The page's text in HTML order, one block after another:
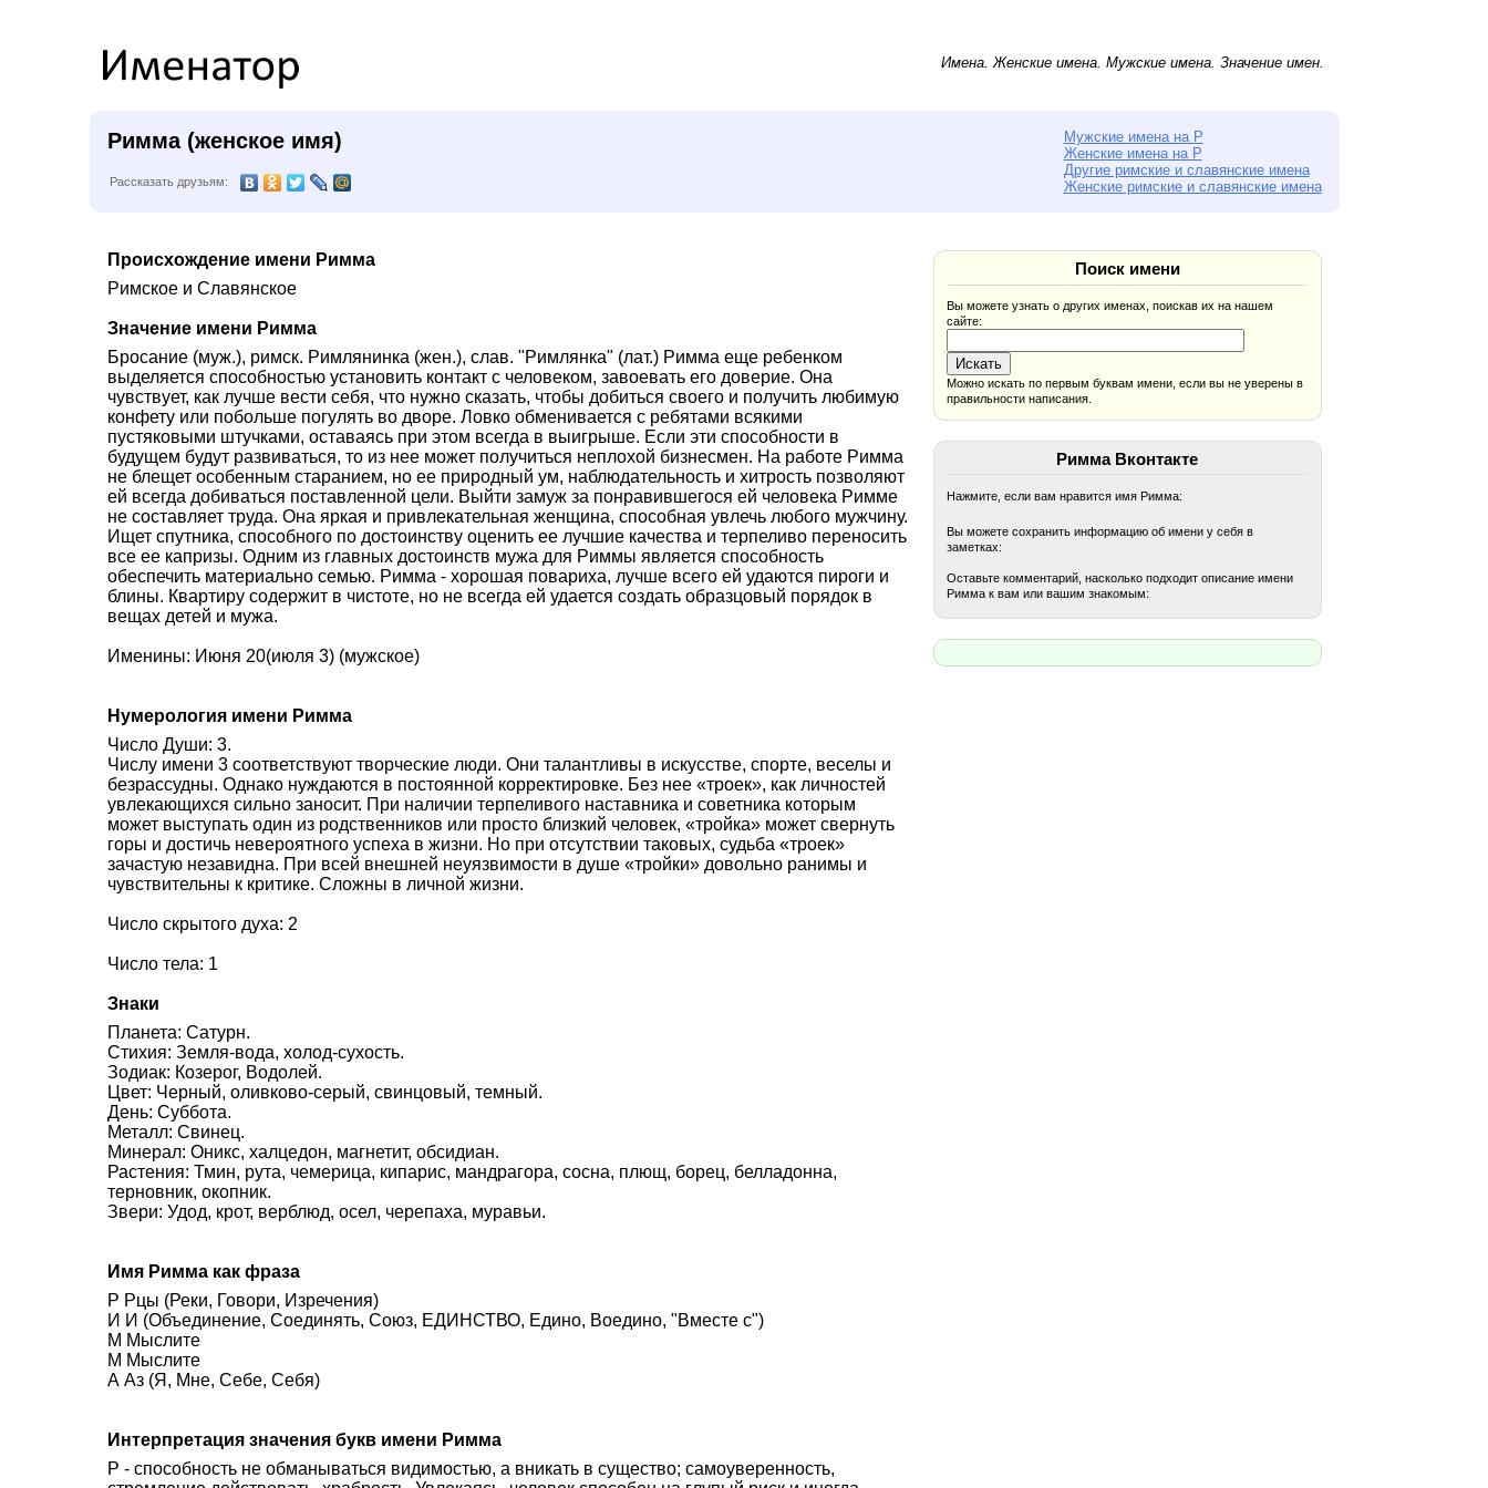
Имена.Женские имена.Мужские имена. Значение имен.
Римма (женское имя)
Мужские имена на Р
Женские имена на Р
Другие римские и славянские имена
Женские римские и славянские имена
Рассказать друзьям:
Происхождение имени Римма
Римское и Славянское
Значение имени Римма
Бросание (муж.), римск. Римлянинка (жен.), слав. "Римлянка" (лат.) Римма еще ребенком
выделяется способностью установить контакт с человеком, завоевать его доверие. Она
чувствует, как лучше вести себя, что нужно сказать, чтобы добиться своего и получить любимую
конфету или побольше погулять во дворе. Ловко обменивается с ребятами всякими
пустяковыми штучками, оставаясь при этом всегда в выигрыше. Если эти способности в
будущем будут развиваться, то из нее может получиться неплохой бизнесмен. На работе Римма
не блещет особенным старанием, но ее природный ум, наблюдательность и хитрость позволяют
ей всегда добиваться поставленной цели. Выйти замуж за понравившегося ей человека Римме
не составляет труда. Она яркая и привлекательная женщина, способная увлечь любого мужчину.
Ищет спутника, способного по достоинству оценить ее лучшие качества и терпеливо переносить
все ее капризы. Одним из главных достоинств мужа для Риммы является способность
обеспечить материально семью. Римма - хорошая повариха, лучше всего ей удаются пироги и
блины. Квартиру содержит в чистоте, но не всегда ей удается создать образцовый порядок в
вещах детей и мужа.
Именины: Июня 20(июля 3) (мужское)
Нумерология имени Римма
Число Души: 3.
Числу имени 3 соответствуют творческие люди. Они талантливы в искусстве, спорте, веселы и
безрассудны. Однако нуждаются в постоянной корректировке. Без нее «троек», как личностей
увлекающихся сильно заносит. При наличии терпеливого наставника и советника которым
может выступать один из родственников или просто близкий человек, «тройка» может свернуть
горы и достичь невероятного успеха в жизни. Но при отсутствии таковых, судьба «троек»
зачастую незавидна. При всей внешней неуязвимости в душе «тройки» довольно ранимы и
чувствительны к критике. Сложны в личной жизни.
Число скрытого духа: 2
Число тела: 1
Знаки
Планета: Сатурн.
Стихия: Земля-вода, холод-сухость.
Зодиак: Козерог, Водолей.
Цвет: Черный, оливково-серый, свинцовый, темный.
День: Суббота.
Металл: Свинец.
Минерал: Оникс, халцедон, магнетит, обсидиан.
Растения: Тмин, рута, чемерица, кипарис, мандрагора, сосна, плющ, борец, белладонна,
терновник, окопник.
Звери: Удод, крот, верблюд, осел, черепаха, муравьи.
Имя Римма как фраза
Р Рцы (Реки, Говори, Изречения)
И И (Объединение, Соединять, Союз, ЕДИНСТВО, Едино, Воедино, "Вместе с")
М Мыслите
М Мыслите
А Аз (Я, Мне, Себе, Себя)
Интерпретация значения букв имени Римма
Р - способность не обманываться видимостью, а вникать в существо; самоуверенность,
Поиск имени
Вы можете узнать о других именах, поискав их на нашем
сайте:
Можно искать по первым буквам имени, если вы не уверены в
правильности написания.
Римма Вконтакте
Нажмите, если вам нравится имя Римма:
Вы можете сохранить информацию об имени у себя в
заметках:
Оставьте комментарий, насколько подходит описание имени
Римма к вам или вашим знакомым: